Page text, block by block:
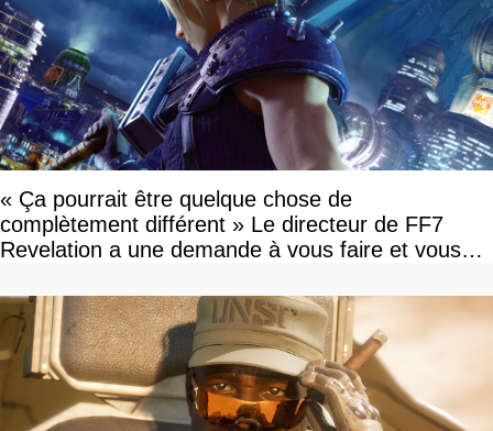
« Ça pourrait être quelque chose de
complètement différent » Le directeur de FF7
Revelation a une demande à vous faire et vous